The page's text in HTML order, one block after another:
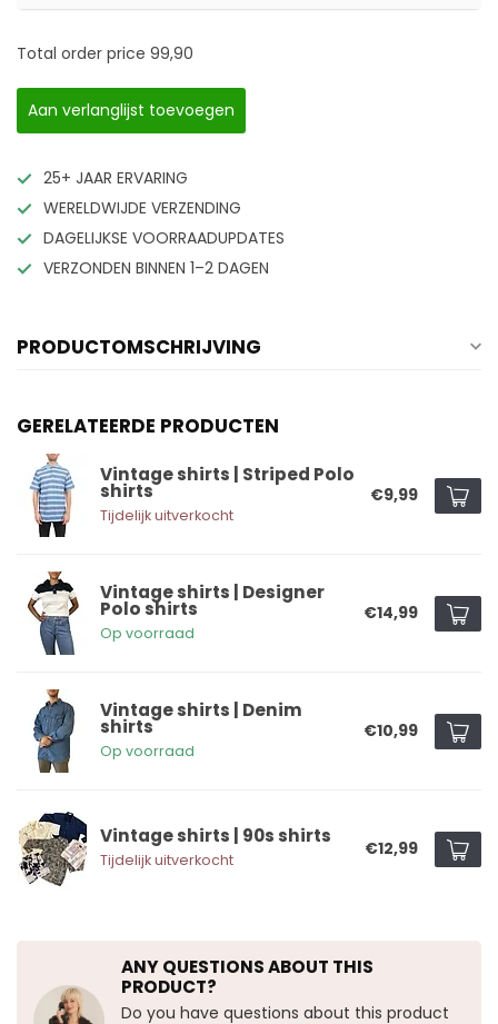
Total order price 99,90
Aan verlanglijst toevoegen
25+ JAAR ERVARING
WERELDWIJDE VERZENDING
DAGELIJKSE VOORRAADUPDATES
VERZONDEN BINNEN 1–2 DAGEN
PRODUCTOMSCHRIJVING
GERELATEERDE PRODUCTEN
Vintage shirts | Striped Polo
shirts
Tijdelijk uitverkocht
€9,99
Vintage shirts | Designer
Polo shirts
Op voorraad
€14,99
Vintage shirts | Denim
shirts
Op voorraad
€10,99
Vintage shirts | 90s shirts
Tijdelijk uitverkocht
€12,99
ANY QUESTIONS ABOUT THIS
PRODUCT?
Do you have questions about this product